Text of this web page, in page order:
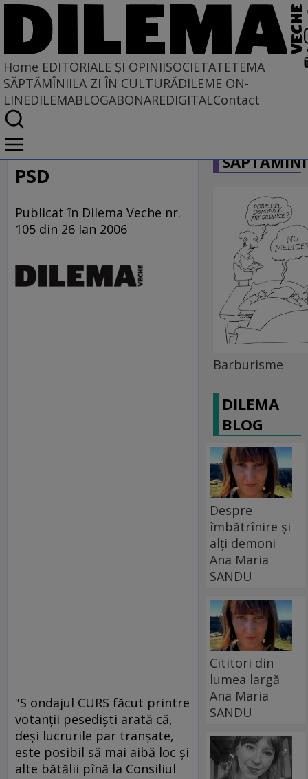
Home EDITORIALE ȘI OPINIISOCIETATETEMA
SĂPTĂMÎNIILA ZI ÎN CULTURĂDILEME ON-
LINEDILEMABLOGABONAREDIGITALContact
Home
EDITORIALE ȘI OPINII
PE CE LUME TRĂIM
PSD
Publicat în Dilema Veche nr.
105 din 26 Ian 2006
"S ondajul CURS făcut printre
votanţii pesedişti arată că,
deşi lucrurile par tranşate,
este posibil să mai aibă loc şi
alte bătălii pînă la Consiliul
Barburisme
DILEMA
BLOG
Despre
îmbătrînire și
alți demoni
Ana Maria
SANDU
Cititori din
lumea largă
Ana Maria
SANDU